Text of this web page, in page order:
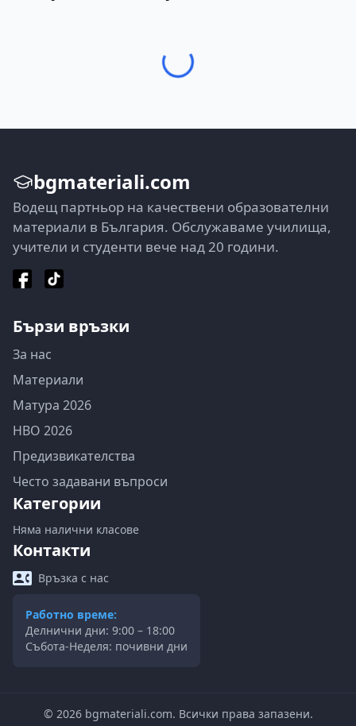
bgmateriali.com
Водещ партньор на качествени образователни
материали в България. Обслужаваме училища,
учители и студенти вече над 20 години.
Бързи връзки
За нас
Материали
Матура 2026
НВО 2026
Предизвикателства
Често задавани въпроси
Категории
Няма налични класове
Контакти
Връзка с нас
Работно време:
Делнични дни: 9:00 – 18:00
Събота-Неделя: почивни дни
© 2026bgmateriali.com. Всички права запазени.